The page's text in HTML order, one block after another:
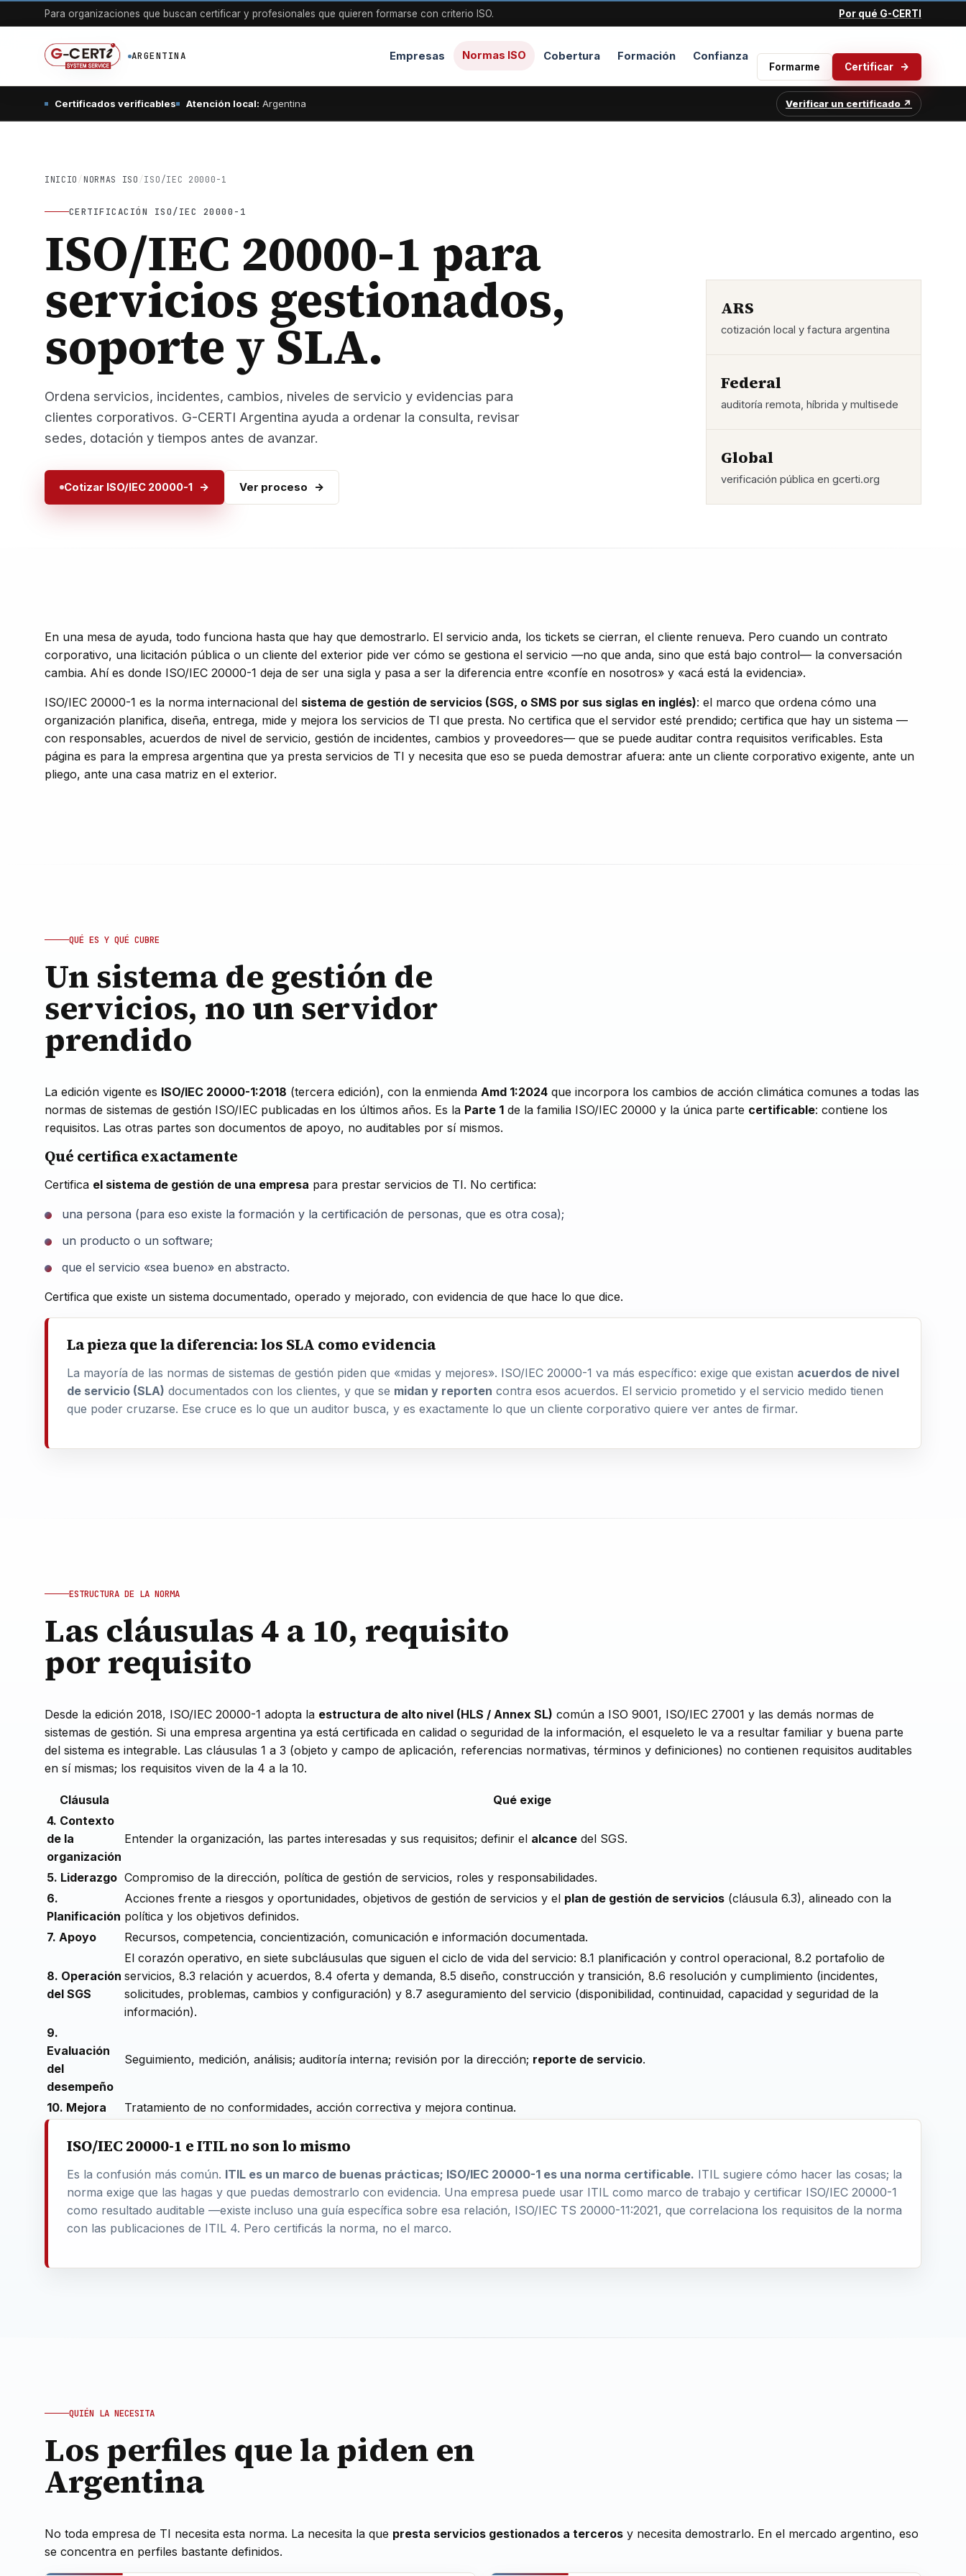
Para organizaciones que buscan certificar y profesionales que quieren formarse con criterio ISO. Por qué G-CERTI
ARGENTINA Empresas Normas ISO Cobertura Formación Confianza
Formarme Certificar
Certificados verificables Atención local: Argentina Verificar un certificado ↗
INICIO / NORMAS ISO / ISO/IEC 20000-1
CERTIFICACIÓN ISO/IEC 20000-1
ISO/IEC 20000-1 para
servicios gestionados,
soporte y SLA.
Ordena servicios, incidentes, cambios, niveles de servicio y evidencias para
clientes corporativos. G-CERTI Argentina ayuda a ordenar la consulta, revisar
sedes, dotación y tiempos antes de avanzar.
Cotizar ISO/IEC 20000-1 Ver proceso
ARS
cotización local y factura argentina
Federal
auditoría remota, híbrida y multisede
Global
verificación pública en gcerti.org
En una mesa de ayuda, todo funciona hasta que hay que demostrarlo. El servicio anda, los tickets se cierran, el cliente renueva. Pero cuando un contrato
corporativo, una licitación pública o un cliente del exterior pide ver cómo se gestiona el servicio —no que anda, sino que está bajo control— la conversación
cambia. Ahí es donde ISO/IEC 20000-1 deja de ser una sigla y pasa a ser la diferencia entre «confíe en nosotros» y «acá está la evidencia».
ISO/IEC 20000-1 es la norma internacional del sistema de gestión de servicios (SGS, o SMS por sus siglas en inglés): el marco que ordena cómo una
organización planifica, diseña, entrega, mide y mejora los servicios de TI que presta. No certifica que el servidor esté prendido; certifica que hay un sistema —
con responsables, acuerdos de nivel de servicio, gestión de incidentes, cambios y proveedores— que se puede auditar contra requisitos verificables. Esta
página es para la empresa argentina que ya presta servicios de TI y necesita que eso se pueda demostrar afuera: ante un cliente corporativo exigente, ante un
pliego, ante una casa matriz en el exterior.
QUÉ ES Y QUÉ CUBRE
Un sistema de gestión de
servicios, no un servidor
prendido
La edición vigente es ISO/IEC 20000-1:2018 (tercera edición), con la enmienda Amd 1:2024 que incorpora los cambios de acción climática comunes a todas las
normas de sistemas de gestión ISO/IEC publicadas en los últimos años. Es la Parte 1 de la familia ISO/IEC 20000 y la única parte certificable: contiene los
requisitos. Las otras partes son documentos de apoyo, no auditables por sí mismos.
Qué certifica exactamente
Certifica el sistema de gestión de una empresa para prestar servicios de TI. No certifica:
una persona (para eso existe la formación y la certificación de personas, que es otra cosa);
un producto o un software;
que el servicio «sea bueno» en abstracto.
Certifica que existe un sistema documentado, operado y mejorado, con evidencia de que hace lo que dice.
La pieza que la diferencia: los SLA como evidencia
La mayoría de las normas de sistemas de gestión piden que «midas y mejores». ISO/IEC 20000-1 va más específico: exige que existan acuerdos de nivel
de servicio (SLA) documentados con los clientes, y que se midan y reporten contra esos acuerdos. El servicio prometido y el servicio medido tienen
que poder cruzarse. Ese cruce es lo que un auditor busca, y es exactamente lo que un cliente corporativo quiere ver antes de firmar.
ESTRUCTURA DE LA NORMA
Las cláusulas 4 a 10, requisito
por requisito
Desde la edición 2018, ISO/IEC 20000-1 adopta la estructura de alto nivel (HLS / Annex SL) común a ISO 9001, ISO/IEC 27001 y las demás normas de
sistemas de gestión. Si una empresa argentina ya está certificada en calidad o seguridad de la información, el esqueleto le va a resultar familiar y buena parte
del sistema es integrable. Las cláusulas 1 a 3 (objeto y campo de aplicación, referencias normativas, términos y definiciones) no contienen requisitos auditables
en sí mismas; los requisitos viven de la 4 a la 10.
Cláusula
Qué exige
4. Contexto
de la
organización
Entender la organización, las partes interesadas y sus requisitos; definir el alcance del SGS.
5. Liderazgo Compromiso de la dirección, política de gestión de servicios, roles y responsabilidades.
6.
Planificación
Acciones frente a riesgos y oportunidades, objetivos de gestión de servicios y el plan de gestión de servicios (cláusula 6.3), alineado con la
política y los objetivos definidos.
7. Apoyo
Recursos, competencia, concientización, comunicación e información documentada.
8. Operación
del SGS
El corazón operativo, en siete subcláusulas que siguen el ciclo de vida del servicio: 8.1 planificación y control operacional, 8.2 portafolio de
servicios, 8.3 relación y acuerdos, 8.4 oferta y demanda, 8.5 diseño, construcción y transición, 8.6 resolución y cumplimiento (incidentes,
solicitudes, problemas, cambios y configuración) y 8.7 aseguramiento del servicio (disponibilidad, continuidad, capacidad y seguridad de la
información).
9.
Evaluación
del
desempeño
Seguimiento, medición, análisis; auditoría interna; revisión por la dirección; reporte de servicio.
10. Mejora Tratamiento de no conformidades, acción correctiva y mejora continua.
ISO/IEC 20000-1 e ITIL no son lo mismo
Es la confusión más común. ITIL es un marco de buenas prácticas; ISO/IEC 20000-1 es una norma certificable. ITIL sugiere cómo hacer las cosas; la
norma exige que las hagas y que puedas demostrarlo con evidencia. Una empresa puede usar ITIL como marco de trabajo y certificar ISO/IEC 20000-1
como resultado auditable —existe incluso una guía específica sobre esa relación, ISO/IEC TS 20000-11:2021, que correlaciona los requisitos de la norma
con las publicaciones de ITIL 4. Pero certificás la norma, no el marco.
QUIÉN LA NECESITA
Los perfiles que la piden en
Argentina
No toda empresa de TI necesita esta norma. La necesita la que presta servicios gestionados a terceros y necesita demostrarlo. En el mercado argentino, eso
se concentra en perfiles bastante definidos.